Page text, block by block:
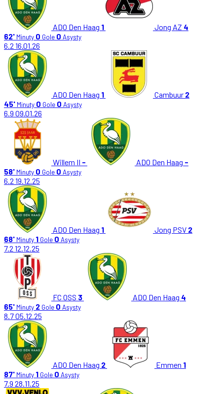
ADO Den Haag 1 Jong AZ 4
62' Minuty 0 Gole 0 Asysty
6.2 16.01.26
ADO Den Haag 1 Cambuur 2
45' Minuty 0 Gole 0 Asysty
6.9 09.01.26
Willem II - ADO Den Haag -
58' Minuty 0 Gole 0 Asysty
6.2 19.12.25
ADO Den Haag 1 Jong PSV 2
68' Minuty 1 Gole 0 Asysty
7.2 12.12.25
FC OSS 3 ADO Den Haag 4
65' Minuty 2 Gole 0 Asysty
8.705.12.25
ADO Den Haag 2 Emmen 1
87' Minuty 1 Gole 0 Asysty
7.9 28.11.25